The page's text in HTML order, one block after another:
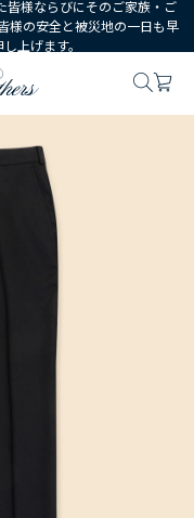
皆様ならびにそのご家族・ご
様の安全と被災地の一日も早
上げます。
レスパンツ ウール ソリ